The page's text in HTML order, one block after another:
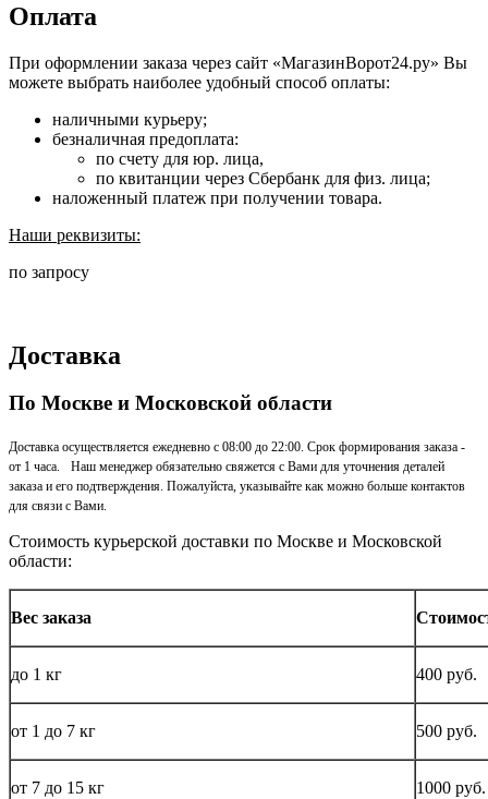
Оплата
При оформлении заказа через сайт «МагазинВорот24.ру» Вы
можете выбрать наиболее удобный способ оплаты:
наличными курьеру;
безналичная предоплата:
по счету для юр. лица,
по квитанции через Сбербанк для физ. лица;
наложенный платеж при получении товара.
Наши реквизиты:
по запросу
Доставка
По Москве и Московской области
Доставка осуществляется ежедневно с 08:00 до 22:00. Срок формирования заказа -
от 1 часа. Наш менеджер обязательно свяжется с Вами для уточнения деталей
заказа и его подтверждения. Пожалуйста, указывайте как можно больше контактов
для связи с Вами.
Стоимость курьерской доставки по Москве и Московской
области:
Вес заказа
до 1 кг 400 руб.
от 1 до 7 кг 500 руб.
от 7 до 15 кг 1000 руб.